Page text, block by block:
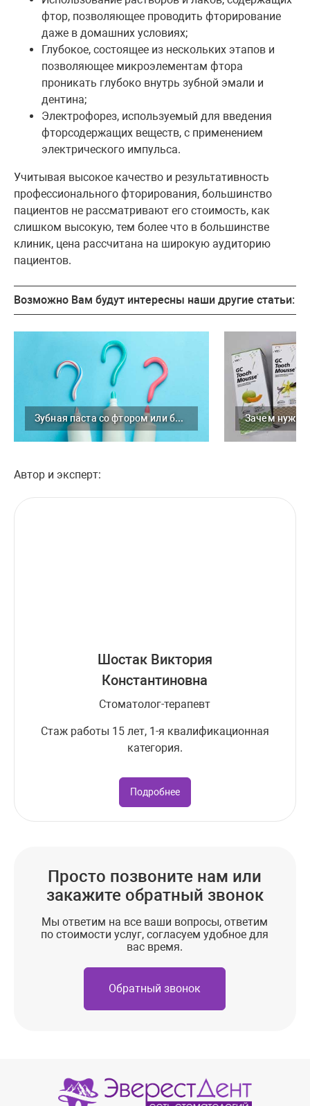
фтор, позволяющее проводить фторирование
даже в домашних условиях;
Глубокое, состоящее из нескольких этапов и
позволяющее микроэлементам фтора
проникать глубоко внутрь зубной эмали и
дентина;
Электрофорез, используемый для введения
фторсодержащих веществ, с применением
электрического импульса.
Учитывая высокое качество и результативность
профессионального фторирования, большинство
пациентов не рассматривают его стоимость, как
слишком высокую, тем более что в большинстве
клиник, цена рассчитана на широкую аудиторию
пациентов.
Возможно Вам будут интересны наши другие статьи:
Зубная паста со фтором или без?
Автор и эксперт:
Шостак Виктория
Константиновна
Стоматолог-терапевт
Стаж работы 15 лет, 1-я квалификационная
категория.
Подробнее
Просто позвоните нам или
закажите обратный звонок
Мы ответим на все ваши вопросы, ответим
по стоимости услуг, согласуем удобное для
вас время.
Обратный звонок